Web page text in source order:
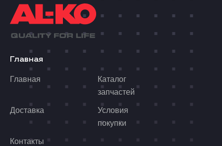
Главная
Главная
Каталог
запчастей
Доставка
Условия
покупки
Контакты